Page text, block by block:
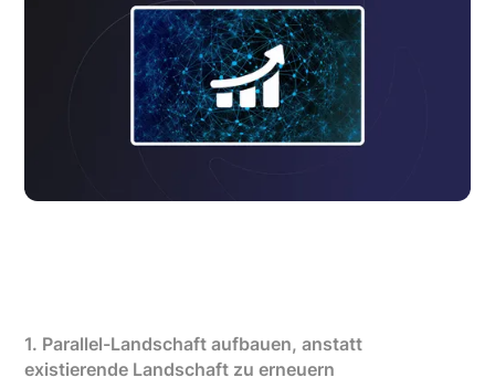
1. Parallel-Landschaft aufbauen, anstatt
existierende Landschaft zu erneuern